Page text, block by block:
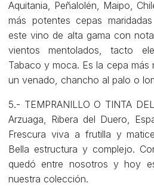
Aquitania, Peñalolén, Maipo,
más potentes cepas
este vino de alta gama con
vientos mentolados, tacto
Tabaco y moca. Es la cepa más
un venado, chancho al palo o
5.- TEMPRANILLO O TINTA
Arzuaga, Ribera del Duero,
Frescura viva a frutilla y
Bella estructura y complejo.
quedó entre nosotros y hoy
nuestra colección.